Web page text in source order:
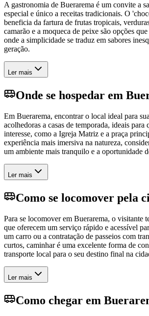
A gastronomia de Buerarema é um convite a
especial e único a receitas tradicionais. O
beneficia da fartura de frutas tropicais,
camarão e a moqueca de peixe são opções
onde a simplicidade se traduz em sabores
geração.
Ler mais
Onde se hospedar em
Em Buerarema, encontrar o local ideal para
acolhedoras a casas de temporada, ideais
interesse, como a Igreja Matriz e a praça
experiência mais imersiva na natureza,
um ambiente mais tranquilo e a oportunidade
Ler mais
Como se locomover pela
Para se locomover em Buerarema, o visitante
que oferecem um serviço rápido e acessível
um carro ou a contratação de passeios com
curtos, caminhar é uma excelente forma de
transporte local para o seu destino final na
Ler mais
Como chegar em